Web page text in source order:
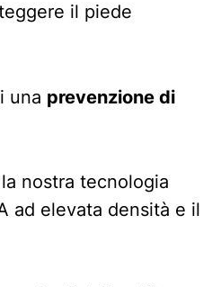
il piede
una prevenzione di
nostra tecnologia
ad elevata densità e il